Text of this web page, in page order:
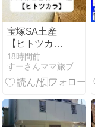
宝塚SA土産
【ヒトツカ
ラ】濃厚レア
チーズケーキ
が激旨でした
18時間前